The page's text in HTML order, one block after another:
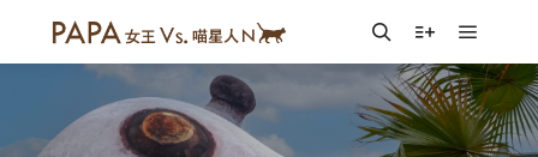
SearchMore info
Main